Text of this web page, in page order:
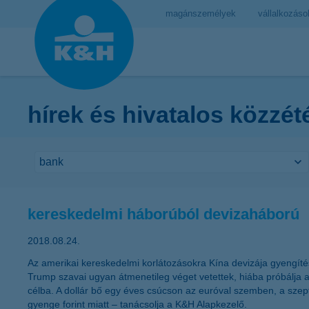
magánszemélyek
hírek és hivatalos
kereskedelmi háborúból devizaháború
2018.08.24.
Az amerikai kereskedelmi korlátozásokra Kína devizája
Trump szavai ugyan átmenetileg véget vetettek, hiába
célba. A dollár bő egy éves csúcson az euróval szemben, a
gyenge forint miatt – tanácsolja a K&H Alapkezelő.